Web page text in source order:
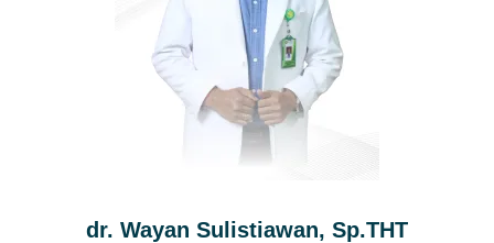
dr. Wayan Sulistiawan, Sp.THT